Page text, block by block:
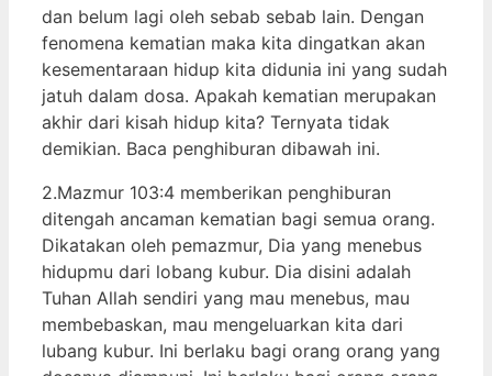
dan belum lagi oleh sebab sebab lain. Dengan
fenomena kematian maka kita dingatkan akan
kesementaraan hidup kita didunia ini yang sudah
jatuh dalam dosa. Apakah kematian merupakan
akhir dari kisah hidup kita? Ternyata tidak
demikian. Baca penghiburan dibawah ini.
2.Mazmur 103:4 memberikan penghiburan
ditengah ancaman kematian bagi semua orang.
Dikatakan oleh pemazmur, Dia yang menebus
hidupmu dari lobang kubur. Dia disini adalah
Tuhan Allah sendiri yang mau menebus, mau
membebaskan, mau mengeluarkan kita dari
lubang kubur. Ini berlaku bagi orang orang yang